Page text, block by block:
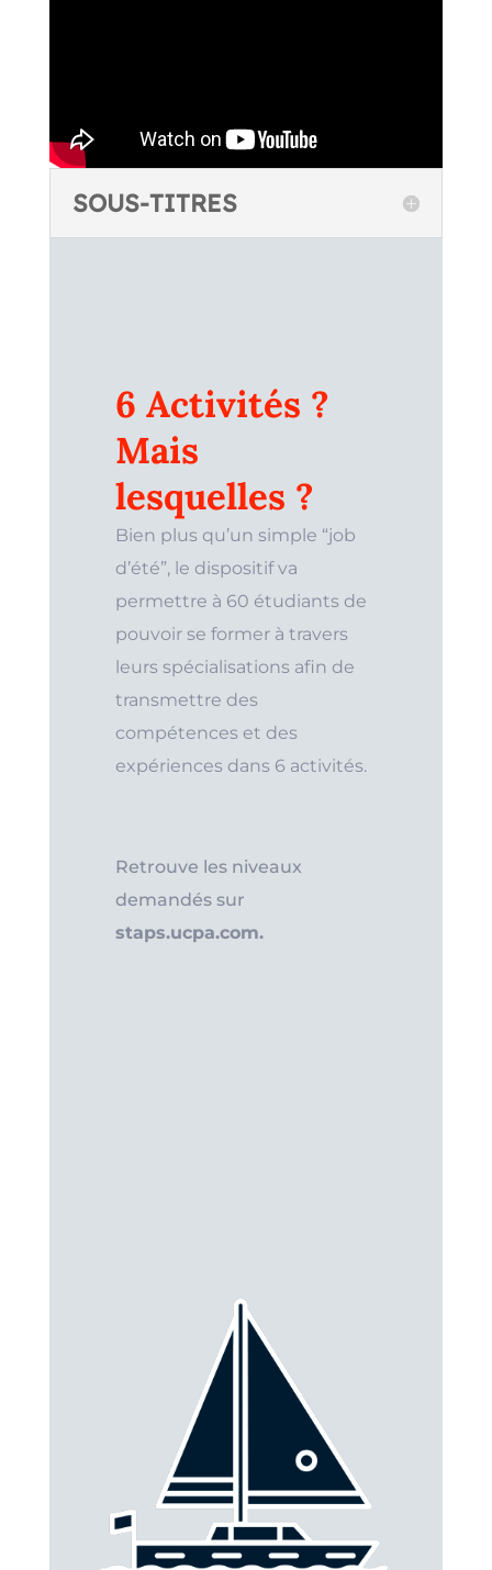
SOUS-TITRES
6 Activités ?
Mais
lesquelles ?
Bien plus qu’un simple “job
d’été”, le dispositif va
permettre à 60 étudiants de
pouvoir se former à travers
leurs spécialisations afin de
transmettre des
compétences et des
expériences dans 6 activités.
Retrouve les niveaux
demandés sur
staps.ucpa.com.